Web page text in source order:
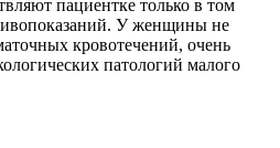
пациентке только в том
У женщины не
кровотечений, очень
патологий малого